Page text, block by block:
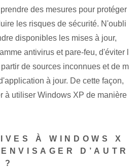
des mesures pour protéger
les risques de sécurité. N'oubli
disponibles⁢ les mises à jour,
antivirus et pare-feu, d'éviter l
de⁢ sources inconnues et de m
à jour. De cette façon,
à utiliser Windows⁢ XP de manière
À WINDOWS X
D’AUTR
?